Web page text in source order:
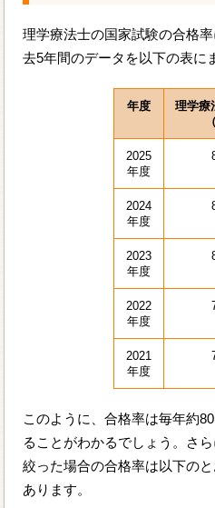
理学療法士の国家試験の合格
去5年間のデータを以下の表に
年度
理学療
2025
年度
2024
年度
2023
年度
2022
年度
2021
年度
このように、合格率は毎年約
ることがわかるでしょう。さ
絞った場合の合格率は以下の
あります。